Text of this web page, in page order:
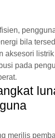
bila
aksesori
pada
merilis